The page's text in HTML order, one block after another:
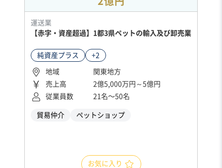
運送業
【赤字・資産超過】1都3県ペットの輸入及び卸売業
純資産プラス +2
地域
関東地方
売上高
2億5,000万円～5億円
従業員数
21名〜50名
貿易仲介 ペットショップ
お気に入り